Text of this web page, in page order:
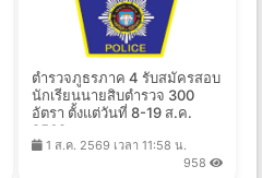
ตำรวจภูธรภาค 4 รับสมัครสอบ
นักเรียนนายสิบตำรวจ 300
อัตรา ตั้งแต่วันที่ 8-19 ส.ค.
2569
1 ส.ค. 2569 เวลา 11:58 น.
958